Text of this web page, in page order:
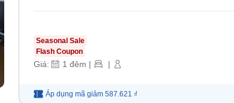
Seasonal Sale
Flash Coupon
Giá: 1 đêm | |
Áp dụng mã giảm 587.621 ₫